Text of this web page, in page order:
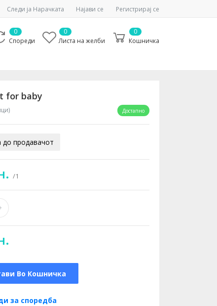
Следи ја Нарачката Најави се Регистрирај се
Спореди
0
Листа на желби
0
Кошничка
0
for baby
Достапно
до продавачот
/1
Во Кошничка
за споредба